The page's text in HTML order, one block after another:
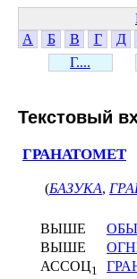
А
Б В Г Д
Г....
Текстовый
ГРАНАТОМЕТ
(БАЗУКА,
ВЫШЕ
ВЫШЕ
АССОЦ1